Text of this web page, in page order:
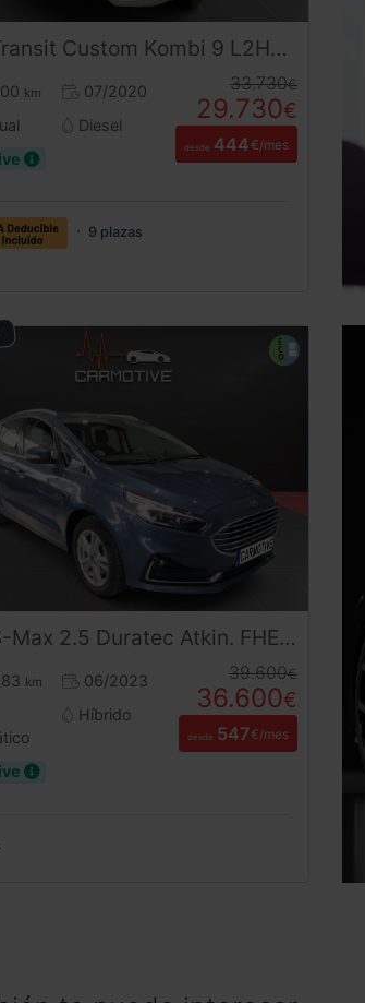
Custom Kombi 9 L2H2 Trend 2.0
km
07/2020
Diesel
33.730€
29.730€
desde 444€/mes
9 plazas
Max 2.5 Duratec Atkin. FHEV Titanium 7 190 CV
km 06/2023
Híbrido
39.600€
36.600€
desde 547€/mes